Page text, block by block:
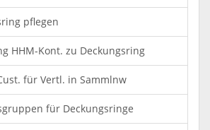
pflegen
HHM-Kont. zu Deckungsring
für Vertl. in Sammlnw
für Deckungsringe